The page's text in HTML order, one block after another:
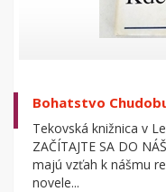
Bohatstvo
Tekovská knižnica v
ZAČÍTAJTE SA DO
majú vzťah k nášmu
novele...